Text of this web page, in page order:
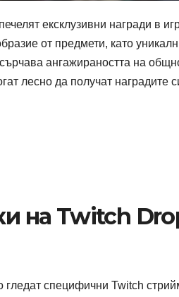
ексклузивни награди в
от предмети, като
ангажираността на
лесно да получат наградите
на Twitch
гледат специфични Twitch